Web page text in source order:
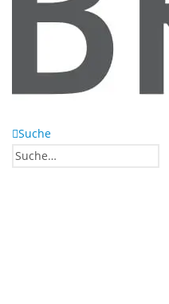
Suche